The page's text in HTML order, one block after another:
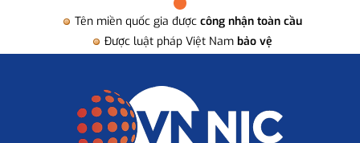
Tên miền quốc gia được công nhận toàn cầu
Được luật pháp Việt Nam bảo vệ